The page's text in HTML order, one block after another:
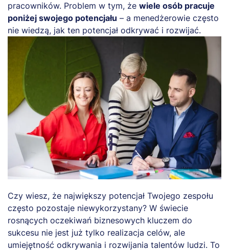
pracowników. Problem w tym, że wiele osób pracuje
poniżej swojego potencjału – a menedżerowie często
nie wiedzą, jak ten potencjał odkrywać i rozwijać.
Czy wiesz, że największy potencjał Twojego zespołu
często pozostaje niewykorzystany? W świecie
rosnących oczekiwań biznesowych kluczem do
sukcesu nie jest już tylko realizacja celów, ale
umiejętność odkrywania i rozwijania talentów ludzi. To